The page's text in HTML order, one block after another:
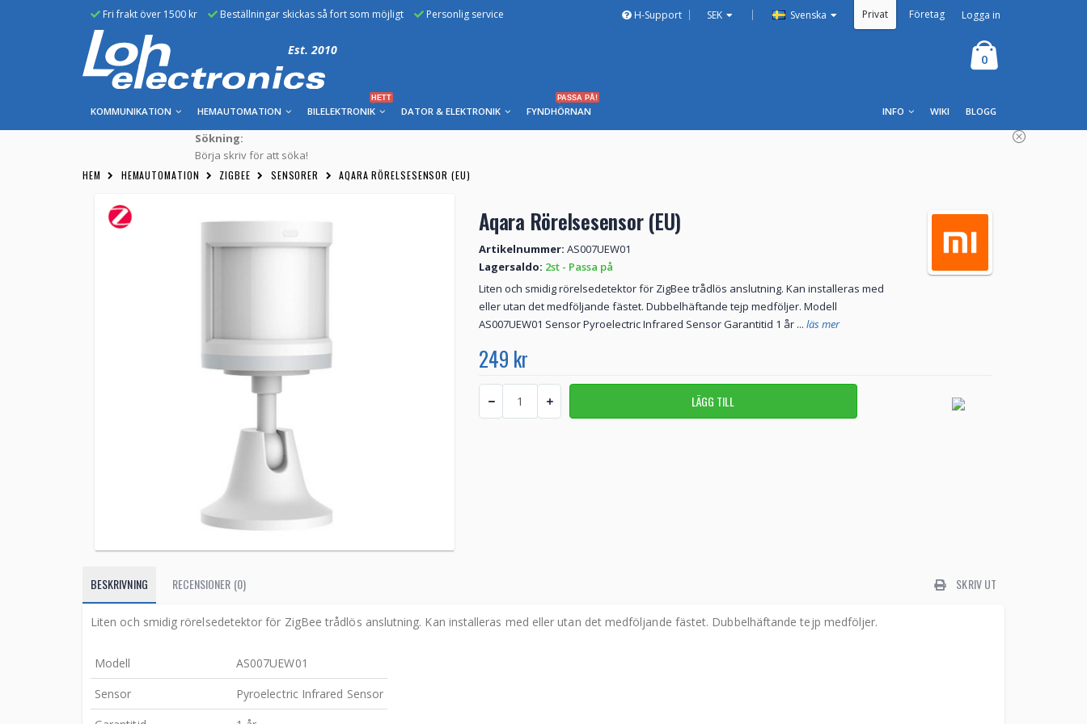
Fri frakt över 1500 kr Beställningar skickas så fort som möjligt Personlig service H-Support SEK | Svenska Privat Företag Logga in
Est. 2010
0
KOMMUNIKATION HEMAUTOMATION BILELEKTRONIK
HETT
DATOR & ELEKTRONIK FYNDHÖRNAN
PASSA PÅ!
BLOGG
WIKI
INFO
Sökning:
Börja skriv för att söka!
HEM HEMAUTOMATION ZIGBEE SENSORER AQARA RÖRELSESENSOR (EU)
Aqara Rörelsesensor (EU)
Artikelnummer: AS007UEW01
Lagersaldo: 2st - Passa på
Liten och smidig rörelsedetektor för ZigBee trådlös anslutning. Kan installeras med
eller utan det medföljande fästet. Dubbelhäftande tejp medföljer. Modell
AS007UEW01 Sensor Pyroelectric Infrared Sensor Garantitid 1 år ... läs mer
249 kr
BESKRIVNING RECENSIONER (0) SKRIV UT
Liten och smidig rörelsedetektor för ZigBee trådlös anslutning. Kan installeras med eller utan det medföljande fästet. Dubbelhäftande tejp medföljer.
Modell
AS007UEW01
Sensor
Pyroelectric Infrared Sensor